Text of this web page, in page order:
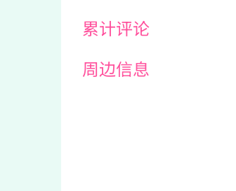
累计评论
周边信息